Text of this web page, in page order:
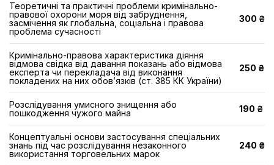
Теоретичні та практичні проблеми кримінально-
правової охорони моря від забруднення,
засмічення як глобальна, соціальна і правова
проблема сучасності
300 ₴
Кримінально-правова характеристика діяння
відмова свідка від давання показань або відмова
експерта чи перекладача від виконання
покладених на них обов’язків (ст. 385 КК України)
250 ₴
Розслідування умисного знищення або
пошкодження чужого майна
190 ₴
Концептуальні основи застосування спеціальних
знань під час розслідування незаконного
використання торговельних марок
240 ₴